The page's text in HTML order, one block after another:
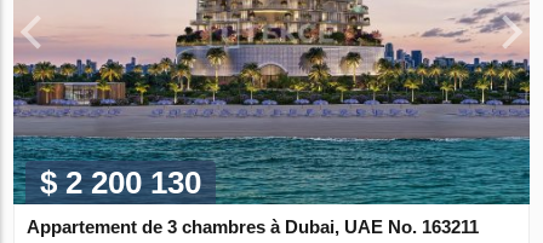
$ 2 200 130
Appartement de 3 chambres à Dubai, UAE No. 163211